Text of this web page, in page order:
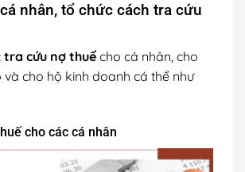
nhân, tổ chức cách tra cứu
tra cứu nợ thuế cho cá nhân, cho
cho hộ kinh doanh cá thể như
cho các cá nhân